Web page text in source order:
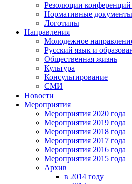
Резолюции
Нормативные документы
Логотипы
Направления
Молодежное
Русский язык и
Общественная жизнь
Культура
Консультирование
СМИ
Новости
Мероприятия
Мероприятия 2020 года
Мероприятия 2019 года
Мероприятия 2018 годa
Мероприятия 2017 года
Мероприятия 2016 года
Мероприятия 2015 года
Архив
в 2014 году